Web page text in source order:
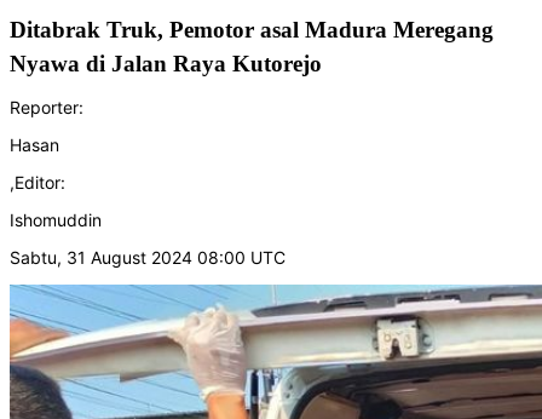
Ditabrak Truk, Pemotor asal Madura Meregang
Nyawa di Jalan Raya Kutorejo
Reporter:
Hasan
,Editor:
Ishomuddin
Sabtu, 31 August 2024 08:00 UTC